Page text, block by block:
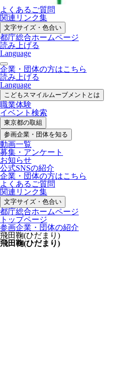
よくあるご質問
関連リンク集
文字サイズ・色合い
都庁総合ホームページ
読み上げる
Language
企業・団体の方はこちら
読み上げる
Language
こどもスマイルムーブメントとは
職業体験
イベント検索
東京都の取組
参画企業・ 団体を知る
動画一覧
募集・ アンケート
お知らせ
公式SNSの紹介
企業・団体の方はこちら
よくあるご質問
関連リンク集
文字サイズ・色合い
都庁総合ホームページ
トップページ
参画企業・団体の紹介
飛田鞠(ひだまり)
飛田鞠(ひだまり)